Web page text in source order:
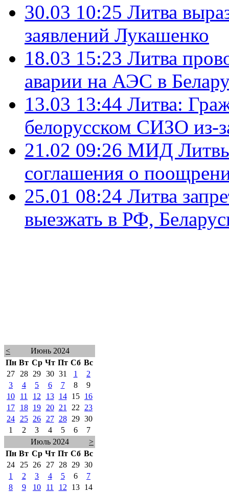
30.03 10:25 Литва
заявлений Лукашенко
18.03 15:23 Литва
аварии на АЭС в
13.03 13:44 Литва:
белорусском СИЗО из-
21.02 09:26 МИД Литвы
соглашения о
25.01 08:24 Литва
выезжать в РФ,
<
Июнь 2024
Пн Вт Ср Чт Пт Сб Вс
27
28 29 30 31 1
2
3
4 5 6 7 8
9
10
11 12 13 14 15
16
17
18 19 20 21 22
23
24
25 26 27 28 29 30
1
2 3 4 5 6
7
Июль 2024
>
Пн Вт Ср Чт Пт Сб Вс
24
25 26 27 28 29 30
1
2 3 4 5 6
7
8
9 10 11 12 13 14